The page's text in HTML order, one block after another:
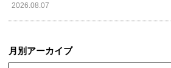
2026.08.07
月別アーカイブ